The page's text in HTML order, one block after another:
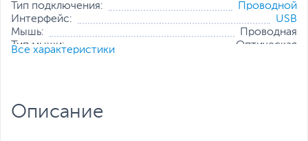
Тип подключения:
Проводной
Интерфейс:
USB
Мышь:
Проводная
Тип мыши:
Оптическая
Все характеристики
Все характеристики
Описание